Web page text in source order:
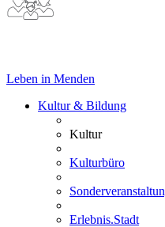
Leben in Menden
Kultur & Bildung
Kultur
Kulturbüro
Erlebnis.Stadt